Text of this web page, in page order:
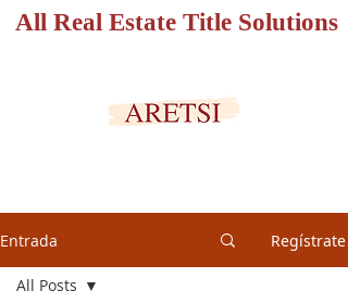
All Real Estate Title Solutions
Entrada Regístrate
All Posts